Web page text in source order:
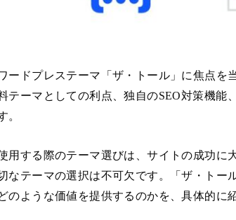
ードプレステーマ「ザ・トール」に焦点を
テーマとしての利点、独自のSEO対策機能
。
用する際のテーマ選びは、サイトの成功に
なテーマの選択は不可欠です。「ザ・トー
のような価値を提供するのかを、具体的に